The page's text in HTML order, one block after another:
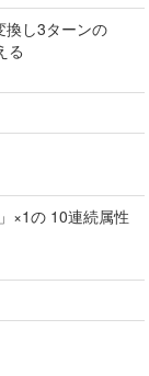
換し3ターンの
る
×1の 10連続属性